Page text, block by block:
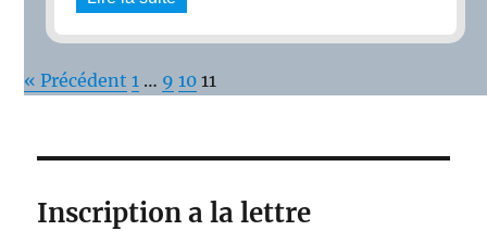
« Précédent 1 … 9 10 11
Inscription a la lettre